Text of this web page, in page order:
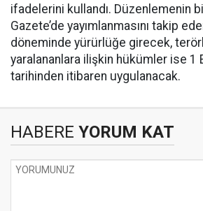
ifadelerini kullandı. Düzenlemenin
Gazete’de yayımlanmasını takip
döneminde yürürlüğe girecek,
yaralananlara ilişkin hükümler ise 1
tarihinden itibaren uygulanacak.
HABERE YORUM KAT